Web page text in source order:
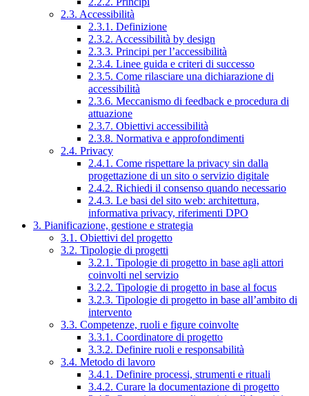
2.3. Accessibilità
2.3.1. Definizione
2.3.2. Accessibilità by design
2.3.3. Principi per l’accessibilità
2.3.4. Linee guida e criteri di successo
2.3.5. Come rilasciare una dichiarazione di
accessibilità
2.3.6. Meccanismo di feedback e procedura di
attuazione
2.3.7. Obiettivi accessibilità
2.3.8. Normativa e approfondimenti
2.4. Privacy
2.4.1. Come rispettare la privacy sin dalla
progettazione di un sito o servizio digitale
2.4.2. Richiedi il consenso quando necessario
2.4.3. Le basi del sito web: architettura,
informativa privacy, riferimenti DPO
3. Pianificazione, gestione e strategia
3.1. Obiettivi del progetto
3.2. Tipologie di progetti
3.2.1. Tipologie di progetto in base agli attori
coinvolti nel servizio
3.2.2. Tipologie di progetto in base al focus
3.2.3. Tipologie di progetto in base all’ambito di
intervento
3.3. Competenze, ruoli e figure coinvolte
3.3.1. Coordinatore di progetto
3.3.2. Definire ruoli e responsabilità
3.4. Metodo di lavoro
3.4.1. Definire processi, strumenti e rituali
3.4.2. Curare la documentazione di progetto